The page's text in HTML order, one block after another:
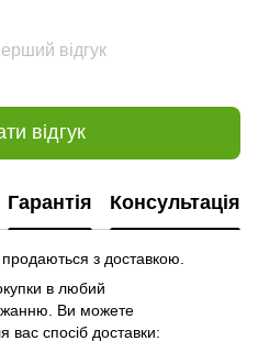
відгук
відгук
Гарантія Консультація
з доставкою.
в любий
Ви можете
вас спосіб доставки: